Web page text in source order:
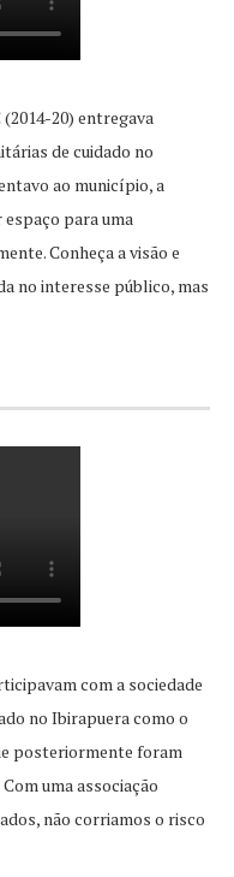
20) entregava
de cuidado no
ao município, a
para uma
Conheça a visão e
no interesse público, mas
com a sociedade
no Ibirapuera como o
posteriormente foram
uma associação
não corriamos o risco